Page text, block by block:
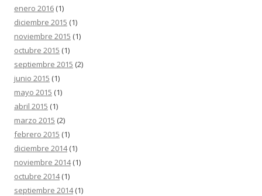
enero 2016 (1)
diciembre 2015 (1)
noviembre 2015 (1)
octubre 2015 (1)
septiembre 2015 (2)
junio 2015 (1)
mayo 2015 (1)
abril 2015 (1)
marzo 2015 (2)
febrero 2015 (1)
diciembre 2014(1)
noviembre 2014(1)
octubre 2014(1)
septiembre 2014(1)